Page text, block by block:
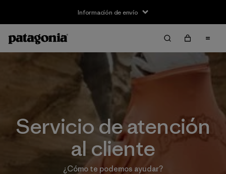
Información de envío
Servicio de atención
al cliente
¿Cómo te podemos ayudar?